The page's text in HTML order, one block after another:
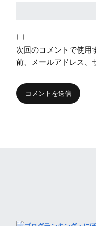
次回のコメントで使用
前、メールアドレス、